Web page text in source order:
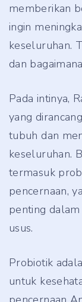
memberikan
ingin
keseluruhan.
dan
Pada intinya,
yang
tubuh dan
keseluruhan.
termasuk
pencernaan,
penting
usus.
Probiotik
untuk